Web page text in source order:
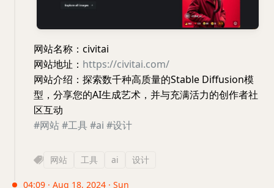
网站名称：civitai
网站地址： https://civitai.com/
网站介绍：探索数千种高质量的Stable Diffusion模
型，分享您的AI生成艺术，并与充满活力的创作者社
区互动
#网站#工具#ai #设计
网站 工具 ai 设计
04:09 · Aug 18, 2024 · Sun